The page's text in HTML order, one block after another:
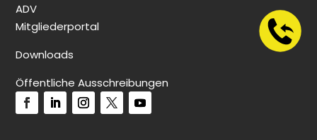
ADV
Mitgliederportal
Downloads
Öffentliche Ausschreibungen